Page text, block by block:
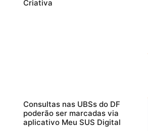
Criativa
Consultas nas UBSs do DF
poderão ser marcadas via
aplicativo Meu SUS Digital